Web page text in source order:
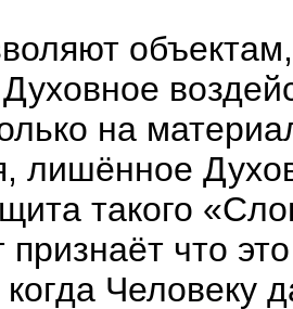
на
лишённое
такого
признаёт что
Человеку